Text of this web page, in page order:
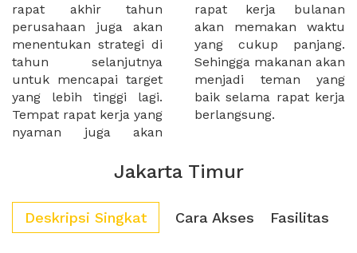
rapat akhir tahun
perusahaan juga akan
menentukan strategi di
tahun selanjutnya
untuk mencapai target
yang lebih tinggi lagi.
Tempat rapat kerja yang
nyaman juga akan
rapat kerja bulanan
akan memakan waktu
yang cukup panjang.
Sehingga makanan akan
menjadi teman yang
baik selama rapat kerja
berlangsung.
Jakarta Timur
Deskripsi Singkat Cara Akses Fasilitas